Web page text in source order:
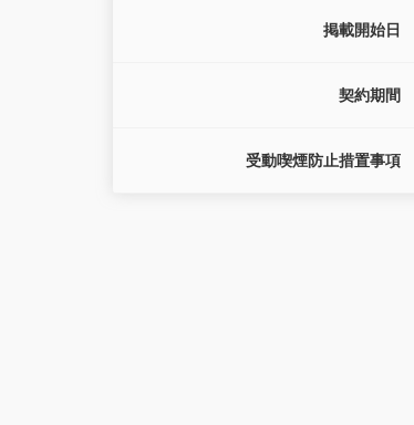
掲載開始日
契約期間
受動喫煙防止措置事項